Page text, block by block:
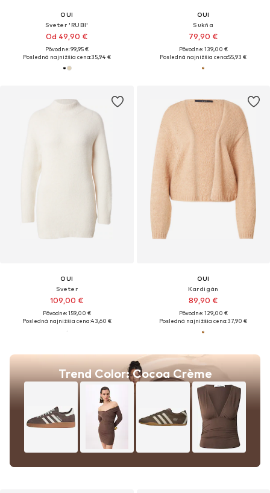
OUI
Sveter 'RUBI'
Od 49,90 €
Pôvodne: 99,95 €
Posledná najnižšia cena:35,94 €
OUI
Sukňa
79,90 €
Pôvodne: 139,00 €
Posledná najnižšia cena:55,93 €
OUI
Sveter
109,00 €
Pôvodne: 159,00 €
Posledná najnižšia cena:43,60 €
OUI
Kardigán
89,90 €
Pôvodne: 129,00 €
Posledná najnižšia cena:37,90 €
Trend Color: Cocoa Crème